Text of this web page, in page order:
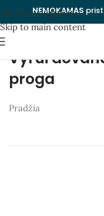
Skip to navigation
Skip to main content
NEMOKAMAS
Vyrui
proga
Pradžia